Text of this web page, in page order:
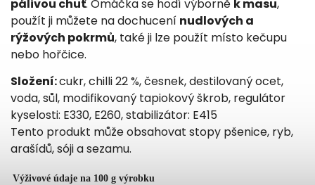
pálivou chuť. Omáčka se hodí výborně k masu,
použít ji můžete na dochucení nudlových a
rýžových pokrmů, také ji lze použít místo kečupu
nebo hořčice.
Složení:cukr, chilli 22 %, česnek, destilovaný ocet,
voda, sůl, modifikovaný tapiokový škrob, regulátor
kyselosti: E330, E260, stabilizátor: E415
Tento produkt může obsahovat stopy pšenice, ryb,
arašídů, sóji a sezamu.
Výživové údaje na 100 g výrobku